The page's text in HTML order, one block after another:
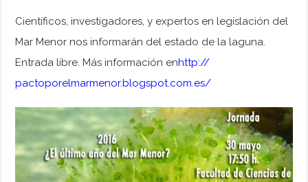
Científicos, investigadores, y expertos en legislación del
Mar Menor nos informarán del estado de la laguna.
Entrada libre. Más información enhttp://
pactoporelmarmenor.blogspot.com.es/